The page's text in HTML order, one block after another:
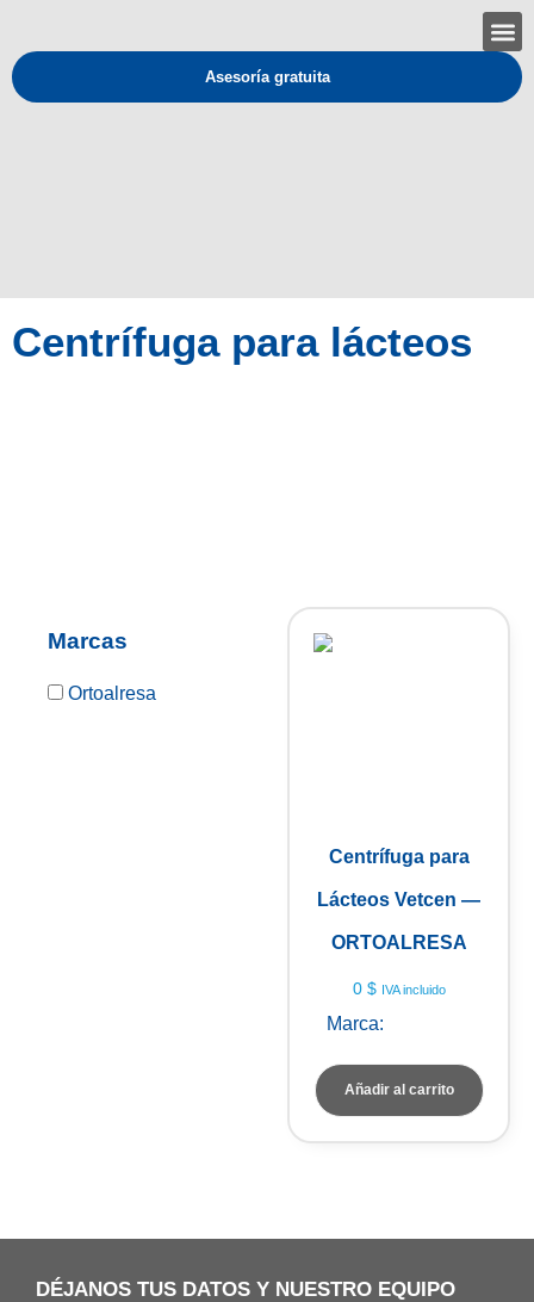
Asesoría gratuita
Centrífuga para lácteos
Marcas
Ortoalresa
Centrífuga para
Lácteos Vetcen —
ORTOALRESA
0 $ IVA incluido
Marca:
Añadir al carrito
DÉJANOS TUS DATOS Y NUESTRO EQUIPO